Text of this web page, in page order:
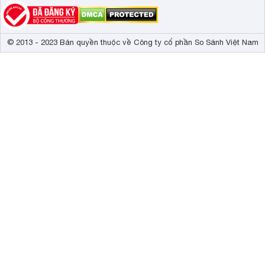
© 2013 - 2023 Bản quyền thuộc về Công ty cổ phần So Sánh Việt Nam